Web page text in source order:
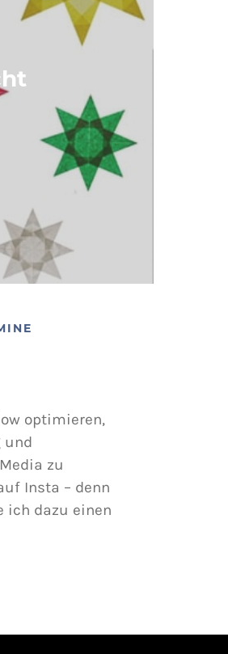
optimieren,
und
zu
Insta – denn
ich dazu einen